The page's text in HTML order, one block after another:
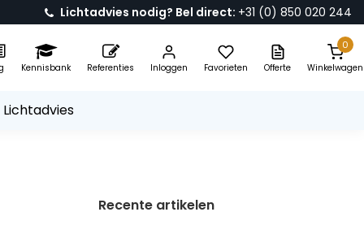
Lichtadvies nodig? Bel direct: +31 (0) 850 020 244
Kennisbank Referenties Inloggen Favorieten Offerte
0
Winkelwagen
Recente artikelen